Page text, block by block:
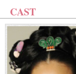
CAST